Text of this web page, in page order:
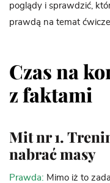
poglądy i sprawdzić,
prawdą na temat
Czas na
z faktami
Mit nr 1.
nabrać masy
Prawda: Mimo iż to